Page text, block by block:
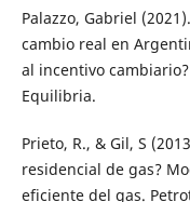
Palazzo, Gabriel
cambio real en
al incentivo
Equilibria.
Prieto, R., & Gil, S
residencial de gas?
eficiente del gas.